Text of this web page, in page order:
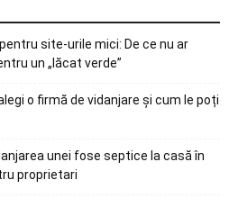
site-urile mici: De ce nu ar
un „lăcat verde”
o firmă de vidanjare și cum le poți
unei fose septice la casă în
proprietari